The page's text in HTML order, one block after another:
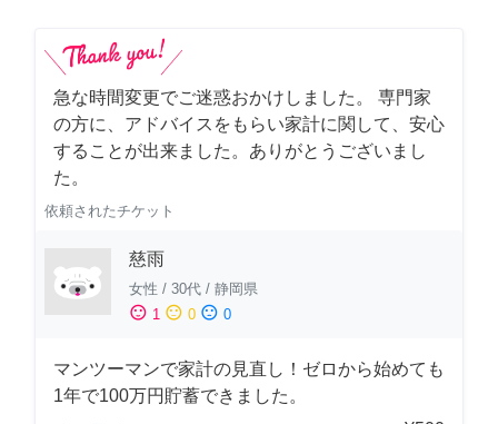
急な時間変更でご迷惑おかけしました。 専門家
の方に、アドバイスをもらい家計に関して、安心
することが出来ました。ありがとうございまし
た。
依頼されたチケット
慈雨
女性 / 30代 / 静岡県
sentiment_satisfied 1 sentiment_neutral 0 sentiment_dissatisfied 0
マンツーマンで家計の見直し！ゼロから始めても
1年で100万円貯蓄できました。